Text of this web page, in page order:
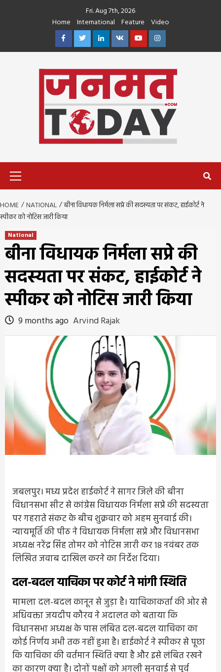
Fri. Aug 7th, 2026
Home
International Feature
Video
FacebookTwitterLinkedin
VK YoutubeInstagram
HOME NATIONAL
बीना विधायक निर्मला सप्रे की सदस्यता पर संकट, हाईकोर्ट ने
स्पीकर को नोटिस जारी किया
National
बीना विधायक निर्मला सप्रे की
सदस्यता पर संकट, हाईकोर्ट ने
स्पीकर को नोटिस जारी किया
9 months ago Arvind Rajak
जबलपुर। मध्य प्रदेश हाईकोर्ट ने सागर जिले की बीना
विधानसभा सीट से कांग्रेस विधायक निर्मला सप्रे की सदस्यता
पर गहराते संकट के बीच शुक्रवार को अहम सुनवाई की।
न्यायमूर्ति की पीठ ने विधायक निर्मला सप्रे और विधानसभा
अध्यक्ष नरेंद्र सिंह तोमर को नोटिस जारी कर 18 नवंबर तक
लिखित जवाब दाखिल करने का निर्देश दिया।
दल-बदल याचिका पर कोर्ट ने मांगी स्थिति
मामला दल-बदल कानून से जुड़ा है। याचिकाकर्ता की ओर से
अधिवक्ता जयदीप कौरव ने अदालत को बताया कि
विधानसभा अध्यक्ष के पास लंबित दल-बदल याचिका का
कोई निर्णय अभी तक नहीं हुआ है। हाईकोर्ट ने स्पीकर से पूछा
कि याचिका की वर्तमान स्थिति क्या है और इसे लंबित रखने